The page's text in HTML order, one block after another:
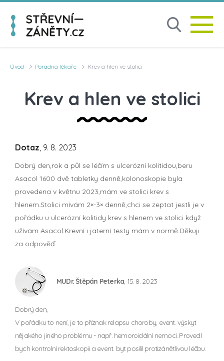
Úvod Poradna lékaře Krev a hlen ve stolici
Krev a hlen ve stolici
Dotaz, 9. 8. 2023
Dobrý den,rok a půl se léčím s ulcerózní kolitidou,beru
Asacol 1600 dvě tabletky denně,kolonoskopie byla
provedena v květnu 2023,mám ve stolici krev s
hlenem.Stolici mívám 2×-3× denně,chci se zeptat jestli je v
pořádku u ulcerózní kolitidy krev s hlenem ve stolici když
užívám Asacol.Krevní i jaterní testy mám v normě.Děkuji
za odpověď
MUDr. Štěpán Peterka, 15. 8. 2023
Dobrý den,
V pořádku to není, je to příznak relapsu choroby, event. výskyt
nějakého jiného problému - např. hemoroidální nemoci. Provedl
bych kontrolní rektoskopii a event. byt posílil protizánětlivou léčbu.